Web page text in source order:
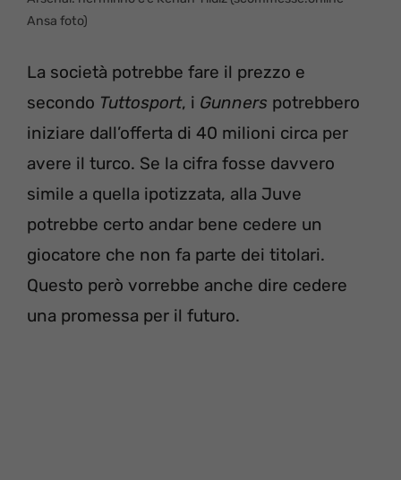
Ansa foto)
La società potrebbe fare il prezzo e
secondo Tuttosport, i Gunners potrebbero
iniziare dall’offerta di 40 milioni circa per
avere il turco. Se la cifra fosse davvero
simile a quella ipotizzata, alla Juve
potrebbe certo andar bene cedere un
giocatore che non fa parte dei titolari.
Questo però vorrebbe anche dire cedere
una promessa per il futuro.